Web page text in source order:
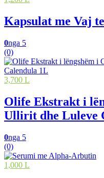
Kapsulat me Vaj
0nga 5
(0)
3,700 L
Olife Ekstrakt i
Ullirit dhe Luleve
0nga 5
(0)
1,000 L